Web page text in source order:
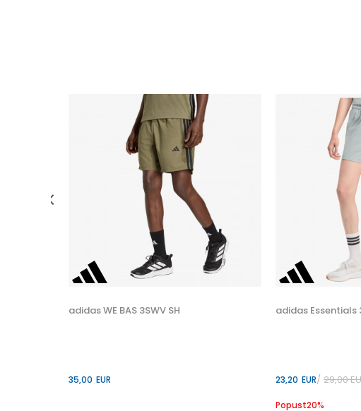
adidas WE BAS 3SWV SH
35,00 EUR
adidas Essentials
23,20 EUR 29,00
Popust20%